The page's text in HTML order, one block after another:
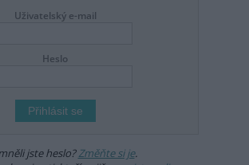
Uživatelský e-mail
Heslo
jste heslo?Změňte si je.